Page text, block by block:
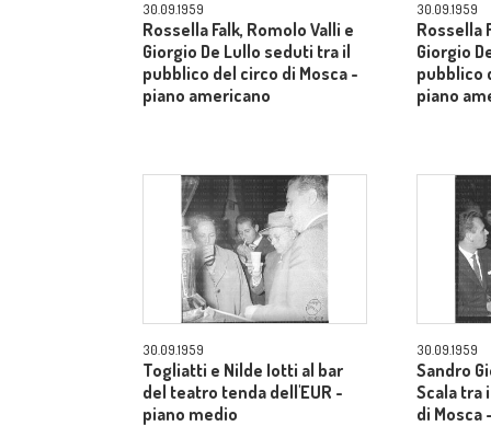
30.09.1959
Rossella Falk, Romolo Valli e
Giorgio De Lullo seduti tra il
pubblico del circo di Mosca -
piano americano
30.09.1959
Rossella
Giorgio
pubblico
piano
30.09.1959
Togliatti e Nilde Iotti al bar
del teatro tenda dell'EUR -
piano medio
30.09.1959
Sandro
Scala tra
di Mosca